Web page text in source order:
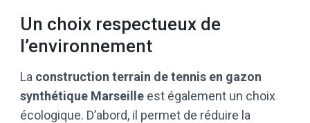
Un choix respectueux de
l’environnement
La construction terrain de tennis en gazon
synthétique Marseille est également un choix
écologique. D’abord, il permet de réduire la